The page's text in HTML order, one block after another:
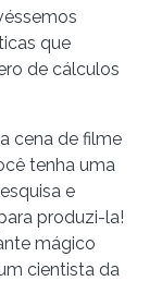
que
de cálculos
cena de filme
tenha uma
e
produzi-la!
mágico
cientista da